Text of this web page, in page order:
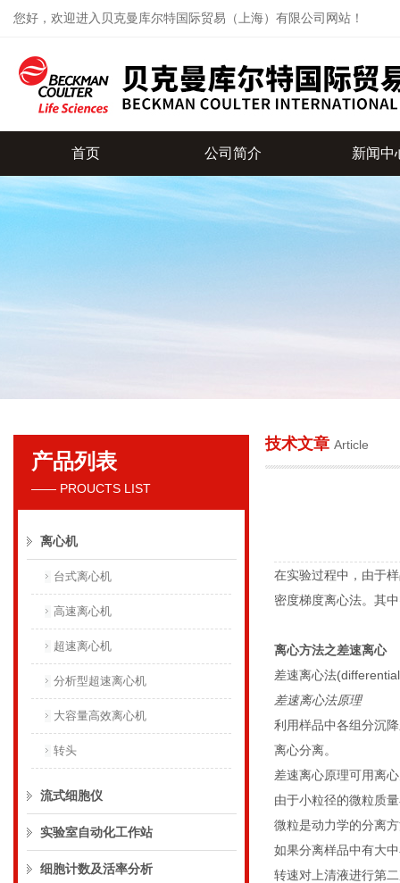
您好，欢迎进入贝克曼库尔特国际贸易（上海）有限公司网站！
贝克曼库尔特国际贸易（上海）有限公司
首页 公司简介 新闻中
产品列表
—— PROUCTS LIST
离心机
台式离心机
高速离心机
超速离心机
分析型超速离心机
大容量高效离心机
转头
流式细胞仪
实验室自动化工作站
细胞计数及活率分析
技术文章 Article
在实验过程中，由于
密度梯度离心法。其
离心方法之差速离心
差速离心法
差速离心法原理
利用样品中各组分沉
离心分离。
差速离心原理可用离
由于小粒径的微粒质
微粒是动力学的分离
如果分离样品中有大
转速对上清液进行第